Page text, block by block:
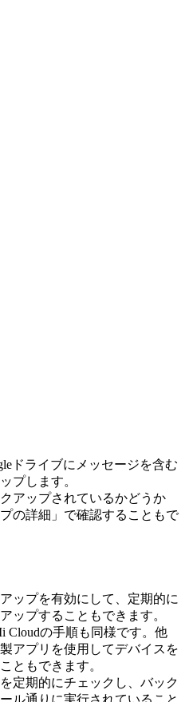
ドライブにメッセージを含む
プします。
アップされているかどうか
の詳細」で確認することもで
ップを有効にして、定期的に
ップすることもできます。
Cloudの手順も同様です。他
アプリを使用してデバイスを
ともできます。
定期的にチェックし、バック
ル通りに実行されていること